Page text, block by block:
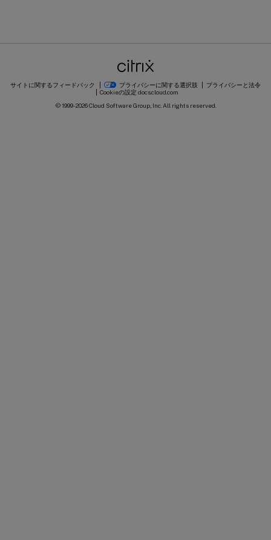
サイトに関するフィードバック プライバシーに関する選択肢
プライバシーと法令
Cookieの設定 docs.cloud.com
© 1999-2026Cloud Software Group, Inc. All rights reserved.